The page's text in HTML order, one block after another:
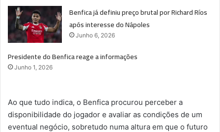
Benfica já definiu preço brutal por Richard Ríos
após interesse do Nápoles
Junho 6, 2026
Presidente do Benfica reage a informações
Junho 1, 2026
Ao que tudo indica, o Benfica procurou perceber a
disponibilidade do jogador e avaliar as condições de um
eventual negócio, sobretudo numa altura em que o futuro